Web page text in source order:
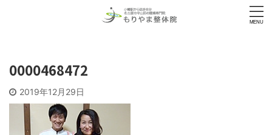
0000468472
2019年12月29日